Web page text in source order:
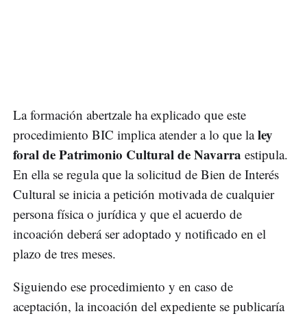
La formación abertzale ha explicado que este
procedimiento BIC implica atender a lo que laley
foral de Patrimonio Cultural de Navarra estipula.
En ella se regula que la solicitud de Bien de Interés
Cultural se inicia a petición motivada de cualquier
persona física o jurídica y que el acuerdo de
incoación deberá ser adoptado y notificado en el
plazo de tres meses.
Siguiendo ese procedimiento y en caso de
aceptación, la incoación del expediente se publicaría